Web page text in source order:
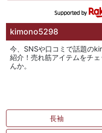
kimono5298
今、SNSや口コミで話題の
紹介！売れ筋アイテムをチ
んか。
長袖